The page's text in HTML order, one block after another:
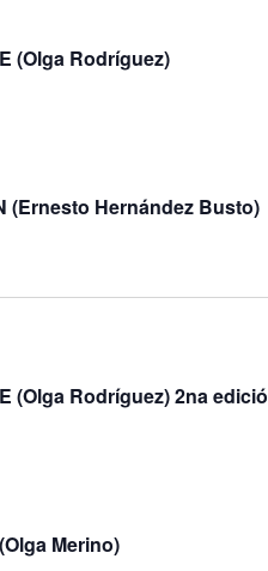
(Olga Rodríguez)
(Ernesto Hernández Busto)
(Olga Rodríguez) 2na edició
Merino)